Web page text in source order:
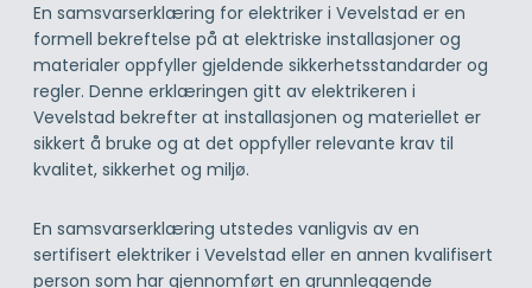
En samsvarserklæring for elektriker i Vevelstad er en
formell bekreftelse på at elektriske installasjoner og
materialer oppfyller gjeldende sikkerhetsstandarder og
regler. Denne erklæringen gitt av elektrikeren i
Vevelstad bekrefter at installasjonen og materiellet er
sikkert å bruke og at det oppfyller relevante krav til
kvalitet, sikkerhet og miljø.
En samsvarserklæring utstedes vanligvis av en
sertifisert elektriker i Vevelstad eller en annen kvalifisert
person som har gjennomført en grunnleggende